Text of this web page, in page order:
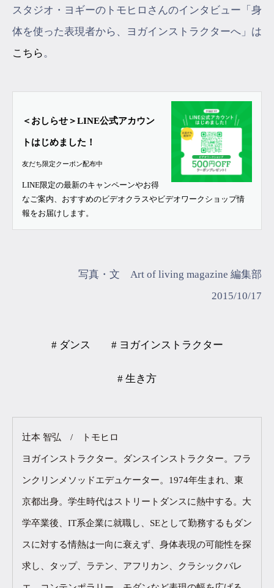
スタジオ・ヨギーのトモヒロさんのインタビュー「身
体を使った表現者から、ヨガインストラクターへ」は
こちら。
＜おしらせ＞LINE公式アカウン
トはじめました！
友だち限定クーポン配布中
LINE限定の最新のキャンペーンやお得
なご案内、おすすめのビデオクラスやビデオワークショップ情
報をお届けします。
写真・文 Art of living magazine 編集部
2015/10/17
# ダンス # ヨガインストラクター
# 生き方
辻本 智弘 / トモヒロ
ヨガインストラクター。ダンスインストラクター。フラ
ンクリンメソッドエデュケーター。1974年生まれ、東
京都出身。学生時代はストリートダンスに熱中する。大
学卒業後、IT系企業に就職し、SEとして勤務するもダン
スに対する情熱は一向に衰えず、身体表現の可能性を探
求し、タップ、ラテン、アフリカン、クラシックバレ